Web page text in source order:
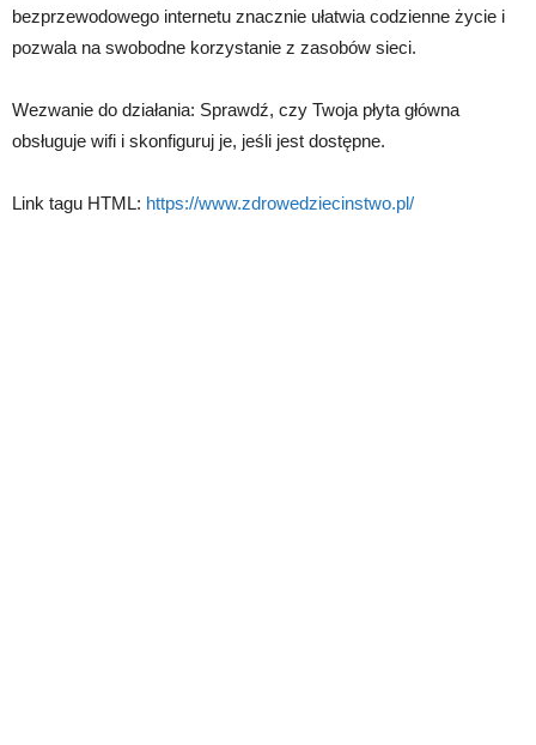
bezprzewodowego internetu znacznie ułatwia codzienne życie i
pozwala na swobodne korzystanie z zasobów sieci.
Wezwanie do działania: Sprawdź, czy Twoja płyta główna
obsługuje wifi i skonfiguruj je, jeśli jest dostępne.
Link tagu HTML: https://www.zdrowedziecinstwo.pl/